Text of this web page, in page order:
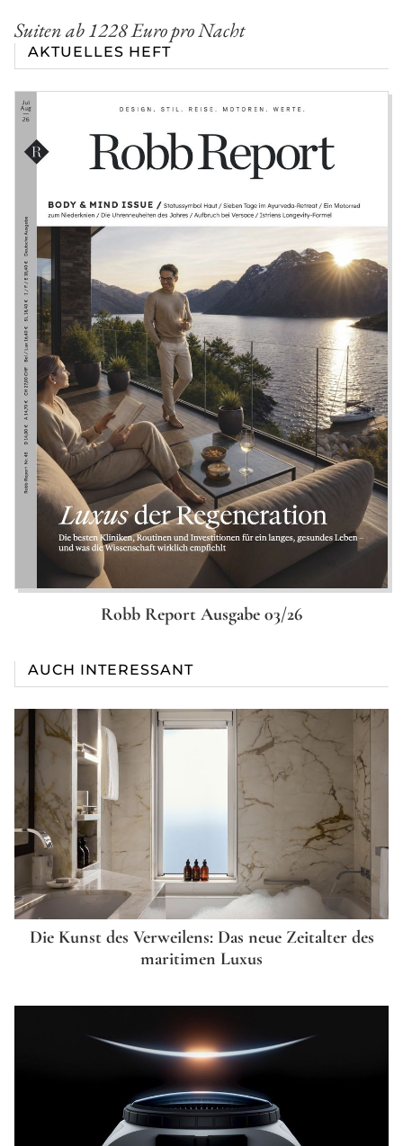
AKTUELLES HEFT
Robb Report Ausgabe 03/26
AUCH INTERESSANT
Die Kunst des Verweilens: Das neue Zeitalter des
maritimen Luxus
Suiten ab 1228 Euro pro Nacht